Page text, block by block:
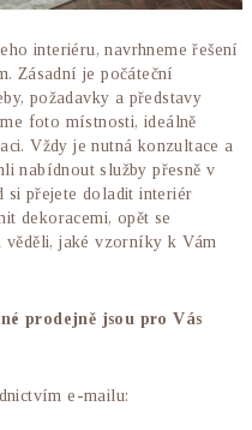
interiéru, navrhneme řešení
Zásadní je počáteční
požadavky a představy
foto místnosti, ideálně
Vždy je nutná konzultace a
nabídnout služby přesně v
si přejete doladit interiér
dekoracemi, opět se
jaké vzorníky k Vám
prodejně jsou pro Vás
e-mailu: